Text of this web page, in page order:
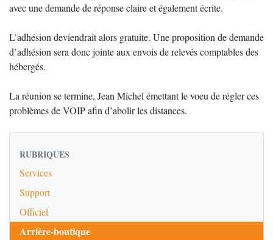
avec une demande de réponse claire et également écrite.
L’adhésion deviendrait alors gratuite. Une proposition de demande
d’adhésion sera donc jointe aux envois de relevés comptables des
hébergés.
La réunion se termine, Jean Michel émettant le voeu de régler ces
problèmes de VOIP afin d’abolir les distances.
RUBRIQUES
Services
Support
Officiel
Arrière-boutique